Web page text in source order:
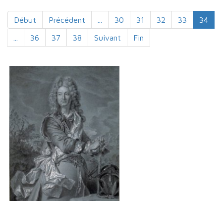
Début Précédent 30 31 32 33
34
36 37 38 Suivant Fin